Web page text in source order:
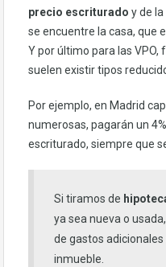
precio escriturado y de
se encuentre la casa, que
Y por último para las
suelen existir tipos
Por ejemplo, en Madrid
numerosas, pagarán un
escriturado, siempre que
Si tiramos de
ya sea nueva o
de gastos
inmueble.